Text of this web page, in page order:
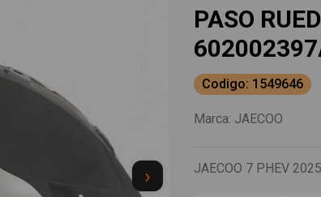
›
PASO
Codigo: 1549646
Marca: JAECOO
JAECOO 7 PHEV 2025